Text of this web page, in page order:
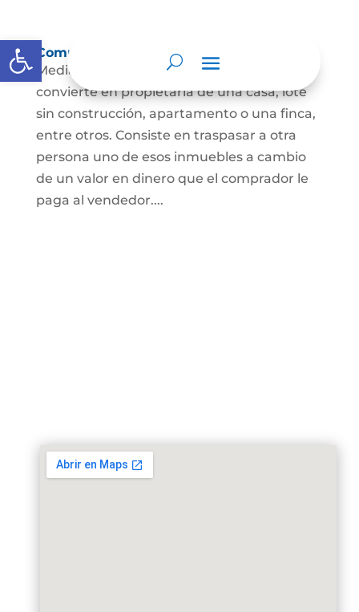
Abrir barra de herramientas
Compraventa de inmuebles
Mediante este contrato, una persona se
convierte en propietaria de una casa, lote
sin construcción, apartamento o una finca,
entre otros. Consiste en traspasar a otra
persona uno de esos inmuebles a cambio
de un valor en dinero que el comprador le
paga al vendedor....